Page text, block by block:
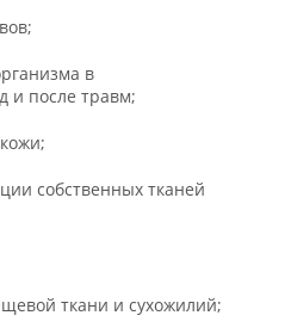
в
и после травм;
собственных тканей
ткани и сухожилий;